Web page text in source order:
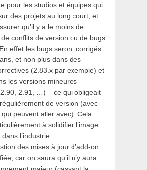
pour les studios et équipes qui
des projets au long court, et
qu’il y a le moins de
conflits de version ou de bugs
effet les bugs seront corrigés
et non plus dans des
(2.83.x par exemple) et
les versions mineures
2.91, …) – ce qui obligeait
de version (avec
qui peuvent aller avec). Cela
à solidifier l’image
l’industrie.
des mises à jour d’add-on
car on saura qu’il n’y aura
majeur (cassant la